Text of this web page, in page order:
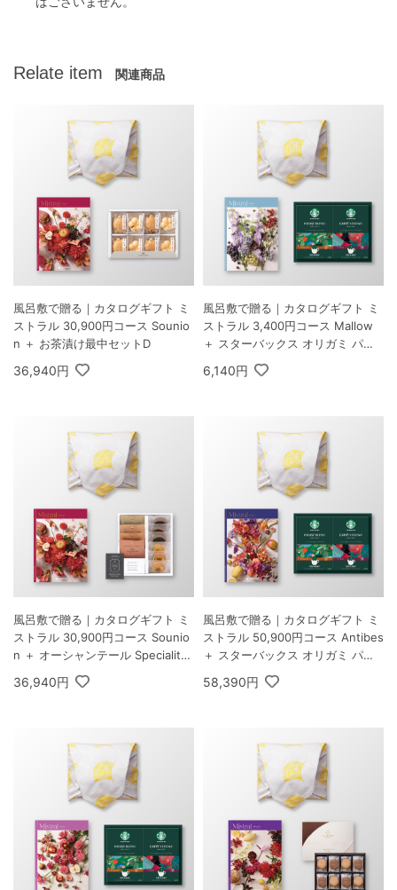
Relate item 関連商品
風呂敷で贈る｜カタログギフト ミ
ストラル 30,900円コース Sounio
n ＋ お茶漬け最中セットD
36,940円
風呂敷で贈る｜カタログギフト ミ
ストラル 3,400円コース Mallow
＋ スターバックス オリガミ パー
ソナルドリップ コーヒーギフトB
6,140円
風呂敷で贈る｜カタログギフト ミ
ストラル 30,900円コース Sounio
n ＋ オーシャンテール Speciality
Coffee＆バームセット A
36,940円
風呂敷で贈る｜カタログギフト ミ
ストラル 50,900円コース Antibes
＋ スターバックス オリガミ パー
ソナルドリップ コーヒーギフトB
58,390円